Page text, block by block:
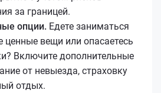
за границей.
опции. Едете заниматься
ценные вещи или опасаетесь
Включите дополнительные
от невыезда, страховку
отдых.